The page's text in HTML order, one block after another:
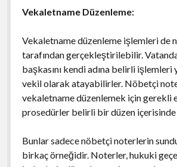
Vekaletname Düzenleme:
Vekaletname düzenleme işlemleri de
tarafından gerçekleştirilebilir.
başkasını kendi adına belirli işlemleri
vekil olarak atayabilirler. Nöbetçi
vekaletname düzenlemek için gerekli
prosedürler belirli bir düzen
Bunlar sadece nöbetçi noterlerin
birkaç örneğidir. Noterler, hukuki